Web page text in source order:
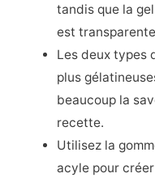
tandis que la
est
Les deux types
plus
beaucoup la
recette.
Utilisez la
acyle pour